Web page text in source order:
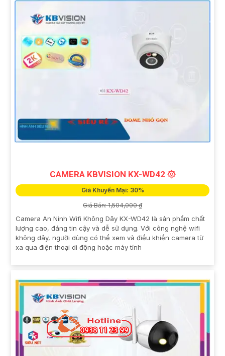
CAMERA KBVISION KX-WD42 ۞
Giá Khuyến Mại: 30%
Giá Bán: 1,504,000 ₫
Camera An Ninh Wifi Không Dây KX-WD42 là sản phẩm chất
lượng cao, đáng tin cậy và dễ sử dụng. Với công nghệ wifi
không dây, người dùng có thể xem và điều khiển camera từ
xa qua điện thoại di động hoặc máy tính